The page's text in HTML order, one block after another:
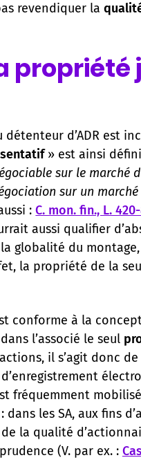
revendiquer la
propriété
d’ADR est
» est ainsi
sur le marché
sur un
:C. mon. fin., L.
aussi qualifier
globalité du montage,
la propriété de la
conforme à la
l’associé le seul
il s’agit donc
fréquemment
: dans les SA, aux fins
la qualité
(V. par ex. :